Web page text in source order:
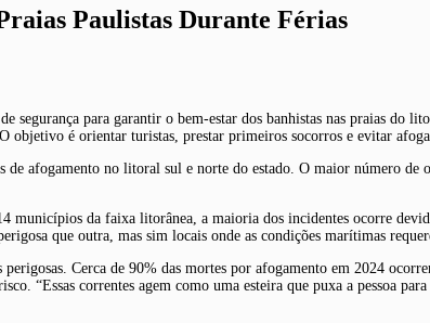
Paulistas Durante Férias
segurança para garantir o bem-estar dos banhistas nas praias do
objetivo é orientar turistas, prestar primeiros socorros e evitar
afogamento no litoral sul e norte do estado. O maior número
da faixa litorânea, a maioria dos incidentes ocorre
que outra, mas sim locais onde as condições marítimas
Cerca de 90% das mortes por afogamento em 2024
“Essas correntes agem como uma esteira que puxa a pessoa